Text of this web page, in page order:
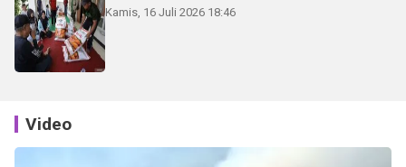
Kamis, 16 Juli 2026 18:46
Video